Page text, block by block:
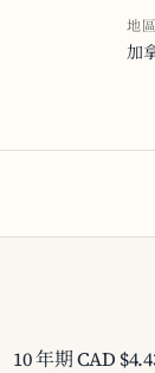
地區
加
年期 CAD